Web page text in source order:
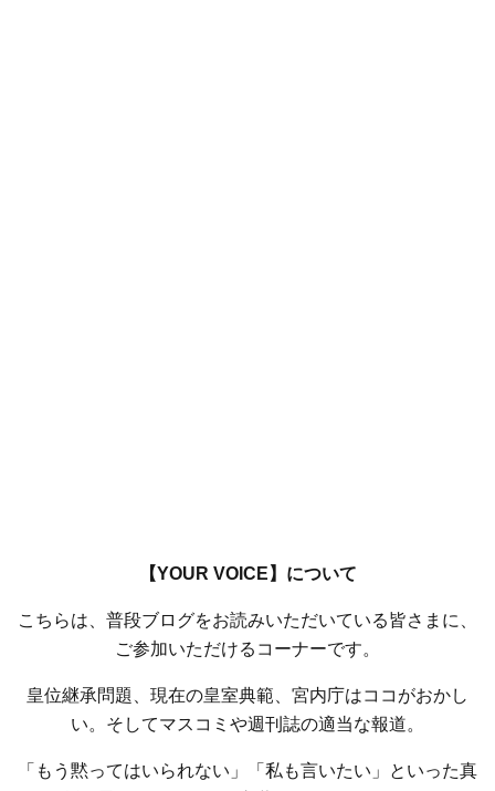
【YOUR VOICE】について
こちらは、普段ブログをお読みいただいている皆さまに、
ご参加いただけるコーナーです。
皇位継承問題、現在の皇室典範、宮内庁はココがおかし
い。そしてマスコミや週刊誌の適当な報道。
「もう黙ってはいられない」「私も言いたい」といった真